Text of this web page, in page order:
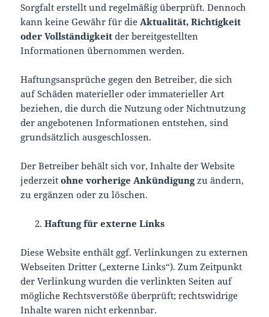
Sorgfalt erstellt und regelmäßig überprüft. Dennoch
kann keine Gewähr für dieAktualität, Richtigkeit
oder Vollständigkeit der bereitgestellten
Informationen übernommen werden.
Haftungsansprüche gegen den Betreiber, die sich
auf Schäden materieller oder immaterieller Art
beziehen, die durch die Nutzung oder Nichtnutzung
der angebotenen Informationen entstehen, sind
grundsätzlich ausgeschlossen.
Der Betreiber behält sich vor, Inhalte der Website
jederzeitohne vorherige Ankündigungzu ändern,
zu ergänzen oder zu löschen.
Haftung für externe Links
Diese Website enthält ggf. Verlinkungen zu externen
Webseiten Dritter („externe Links“). Zum Zeitpunkt
der Verlinkung wurden die verlinkten Seiten auf
mögliche Rechtsverstöße überprüft; rechtswidrige
Inhalte waren nicht erkennbar.